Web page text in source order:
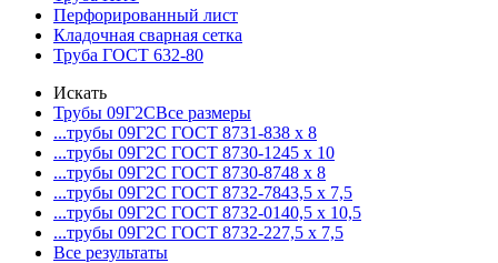
Перфорированный лист
Кладочная сварная сетка
Труба ГОСТ 632-80
Искать
Трубы 09Г2СВсе размеры
...трубы 09Г2С ГОСТ 8731-838 x 8
...трубы 09Г2С ГОСТ 8730-1245 x 10
...трубы 09Г2С ГОСТ 8730-8748 x 8
...трубы 09Г2С ГОСТ 8732-7843,5 x 7,5
...трубы 09Г2С ГОСТ 8732-0140,5 x 10,5
...трубы 09Г2С ГОСТ 8732-227,5 x 7,5
Все результаты